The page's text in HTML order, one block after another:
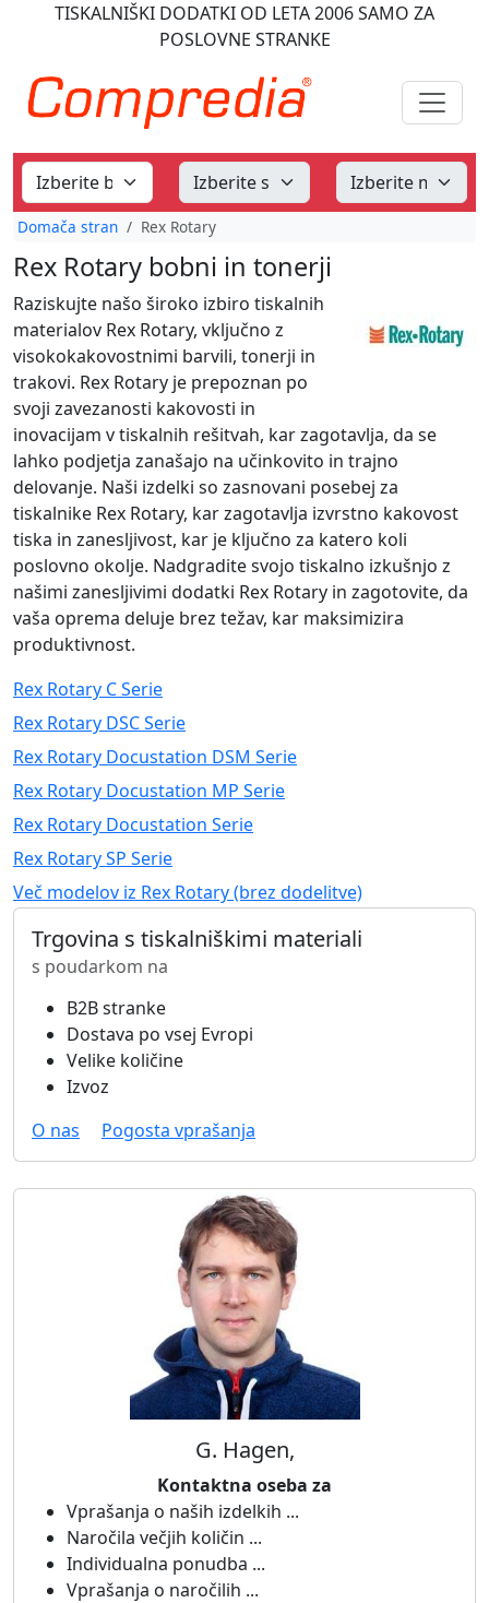
TISKALNIŠKI DODATKI OD LETA 2006SAMO ZA
POSLOVNE STRANKE
Domača stran Rex Rotary
Rex Rotary bobni in tonerji
Raziskujte našo široko izbiro tiskalnih
materialov Rex Rotary, vključno z
visokokakovostnimi barvili, tonerji in
trakovi. Rex Rotary je prepoznan po
svoji zavezanosti kakovosti in
inovacijam v tiskalnih rešitvah, kar zagotavlja, da se
lahko podjetja zanašajo na učinkovito in trajno
delovanje. Naši izdelki so zasnovani posebej za
tiskalnike Rex Rotary, kar zagotavlja izvrstno kakovost
tiska in zanesljivost, kar je ključno za katero koli
poslovno okolje. Nadgradite svojo tiskalno izkušnjo z
našimi zanesljivimi dodatki Rex Rotary in zagotovite, da
vaša oprema deluje brez težav, kar maksimizira
produktivnost.
Rex Rotary C Serie
Rex Rotary DSC Serie
Rex Rotary Docustation DSM Serie
Rex Rotary Docustation MP Serie
Rex Rotary Docustation Serie
Rex Rotary SP Serie
Več modelov iz Rex Rotary (brez dodelitve)
Trgovina s tiskalniškimi materiali
s poudarkom na
B2B stranke
Dostava po vsej Evropi
Velike količine
Izvoz
O nas
Pogosta vprašanja
G. Hagen,
Kontaktna oseba za
Vprašanja o naših izdelkih ...
Naročila večjih količin ...
Individualna ponudba ...
Vprašanja o naročilih ...